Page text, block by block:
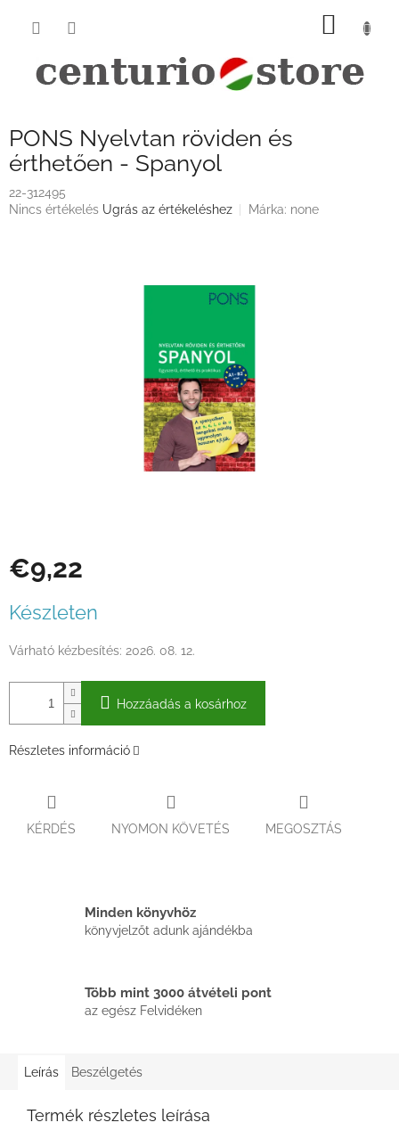
KOSÁR
PONS Nyelvtan röviden és
érthetően - Spanyol
22-312495
A
Nincs értékelés Ugrás az értékeléshez Márka: none
€9,22
Készleten
Várható kézbesítés: 2026. 08. 12.
Hozzáadás a kosárhoz
Részletes információ
KÉRDÉS NYOMON KÖVETÉS MEGOSZTÁS
Minden könyvhöz
könyvjelzőt adunk ajándékba
Több mint 3000 átvételi pont
az egész Felvidéken
Leírás Beszélgetés
Termék részletes leírása